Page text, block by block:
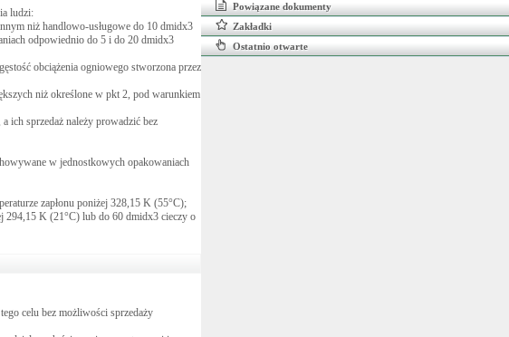
ludzi:
niż handlowo-usługowe do 10 dmidx3
odpowiednio do 5 i do 20 dmidx3
obciążenia ogniowego stworzona przez
niż określone w pkt 2, pod warunkiem
ich sprzedaż należy prowadzić bez
w jednostkowych opakowaniach
zapłonu poniżej 328,15 K (55°C);
294,15 K (21°C) lub do 60 dmidx3 cieczy o
celu bez możliwości sprzedaży
Powiązane dokumenty
Zakładki
Ostatnio otwarte